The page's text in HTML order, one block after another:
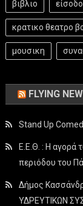
βιβλιο
κρατικο θεατρο
μουσικη
FLYING
Stand Up
Ε.Ε.Θ. : Η αγορά
περιόδου του
Δήμος
ΥΔΡΕΥΤΙΚΩΝ